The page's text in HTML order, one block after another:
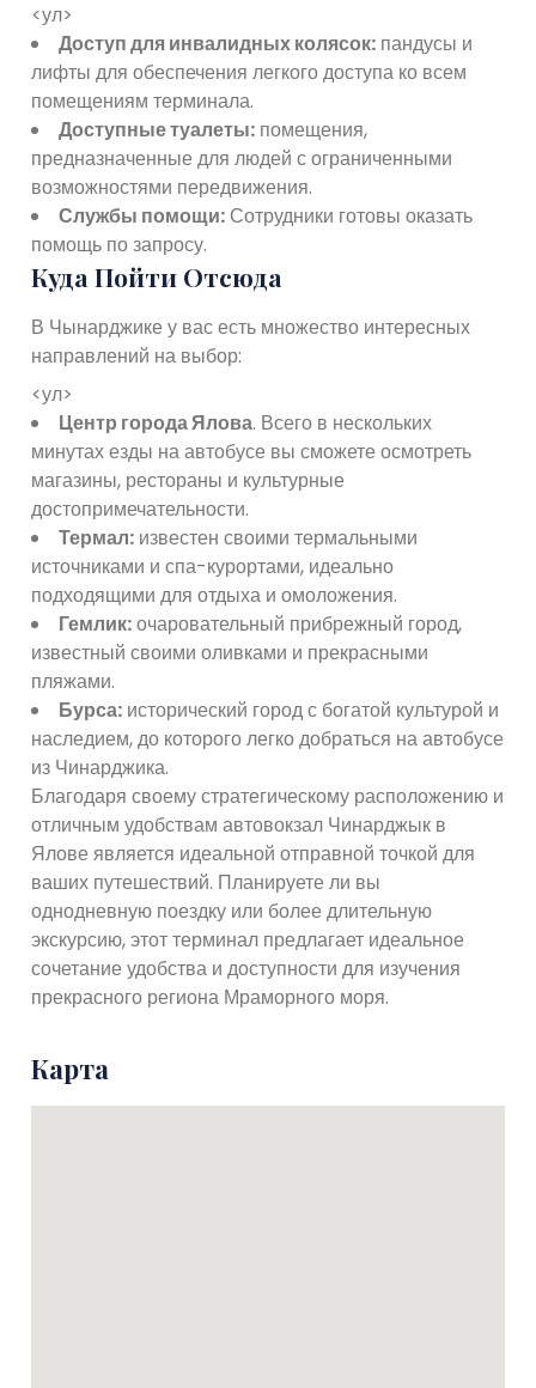
<ул>
Доступ для инвалидных колясок: пандусы и
лифты для обеспечения легкого доступа ко всем
помещениям терминала.
Доступные туалеты: помещения,
предназначенные для людей с ограниченными
возможностями передвижения.
Службы помощи: Сотрудники готовы оказать
помощь по запросу.
Куда Пойти Отсюда
В Чынарджике у вас есть множество интересных
направлений на выбор:
<ул>
Центр города Ялова. Всего в нескольких
минутах езды на автобусе вы сможете осмотреть
магазины, рестораны и культурные
достопримечательности.
Термал: известен своими термальными
источниками и спа-курортами, идеально
подходящими для отдыха и омоложения.
Гемлик:очаровательный прибрежный город,
известный своими оливками и прекрасными
пляжами.
Бурса: исторический город с богатой культурой и
наследием, до которого легко добраться на автобусе
из Чинарджика.
Благодаря своему стратегическому расположению и
отличным удобствам автовокзал Чинарджык в
Ялове является идеальной отправной точкой для
ваших путешествий. Планируете ли вы
однодневную поездку или более длительную
экскурсию, этот терминал предлагает идеальное
сочетание удобства и доступности для изучения
прекрасного региона Мраморного моря.
Карта